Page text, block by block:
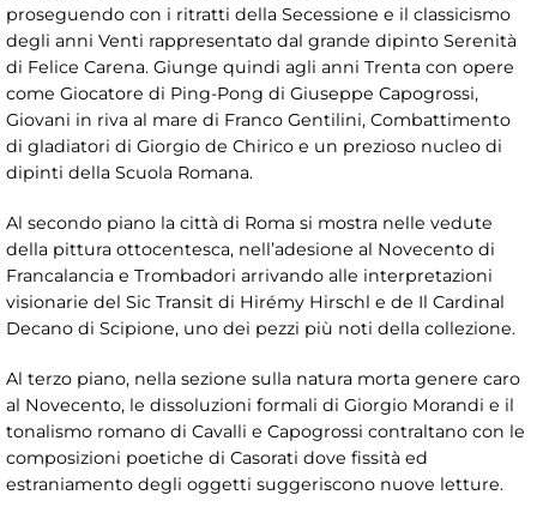
proseguendo con i ritratti della Secessione e il classicismo
degli anni Venti rappresentato dal grande dipinto Serenità
di Felice Carena. Giunge quindi agli anni Trenta con opere
come Giocatore di Ping-Pong di Giuseppe Capogrossi,
Giovani in riva al mare di Franco Gentilini, Combattimento
di gladiatori di Giorgio de Chirico e un prezioso nucleo di
dipinti della Scuola Romana.
Al secondo piano la città di Roma si mostra nelle vedute
della pittura ottocentesca, nell’adesione al Novecento di
Francalancia e Trombadori arrivando alle interpretazioni
visionarie del Sic Transit di Hirémy Hirschl e de Il Cardinal
Decano di Scipione, uno dei pezzi più noti della collezione.
Al terzo piano, nella sezione sulla natura morta genere caro
al Novecento, le dissoluzioni formali di Giorgio Morandi e il
tonalismo romano di Cavalli e Capogrossi contraltano con le
composizioni poetiche di Casorati dove fissità ed
estraniamento degli oggetti suggeriscono nuove letture.